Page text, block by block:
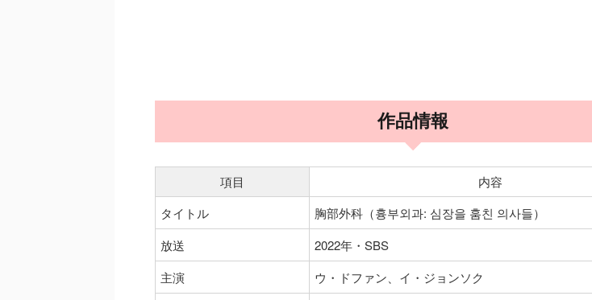
作品情報
項目
内容
タイトル
胸部外科（흉부외과: 심장을 훔친 의사들）
放送
2022年・SBS
主演
ウ・ドファン、イ・ジョンソク